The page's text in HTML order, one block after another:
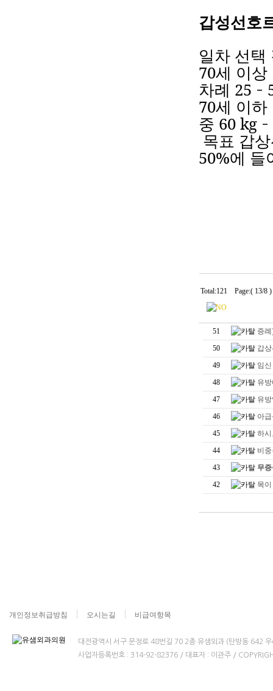
갑성선호
일차 선택
70세 이상
차례 25 –
70세 이하
중 60 kg –
목표 갑
50%에 들
Total:121 Page:( 13/8
51
증
50
갑
49
임
48
유
47
유
46
아
45
하
44
비
43
무
42
목
개인정보취급방침 오시는길 비급여항목
대전광역시 서구 문정로 48번길 70 2층 유샘외과 (탄방동
사업자등록번호 : 314-92-82376 / 대표자 : 이관주 /